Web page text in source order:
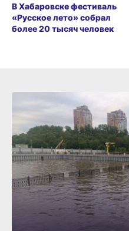
В Хабаровске фестиваль
«Русское лето» собрал
более 20 тысяч человек